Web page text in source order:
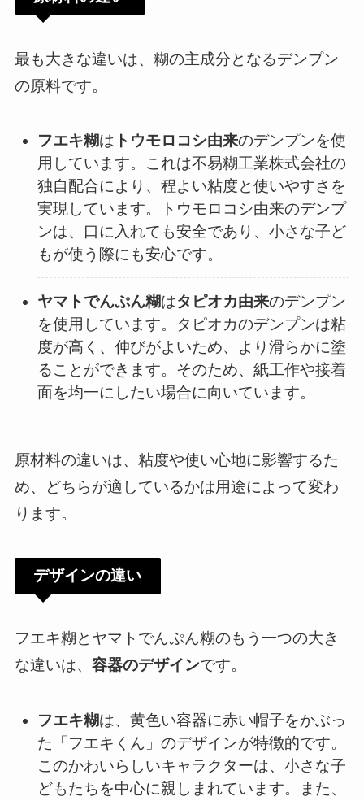
最も大きな違いは、糊の主成分となるデンプン
の原料です。
フエキ糊は トウモロコシ由来のデンプンを使
用しています。これは不易糊工業株式会社の
独自配合により、程よい粘度と使いやすさを
実現しています。トウモロコシ由来のデンプ
ンは、口に入れても安全であり、小さな子ど
もが使う際にも安心です。
ヤマトでんぷん糊はタピオカ由来のデンプン
を使用しています。タピオカのデンプンは粘
度が高く、伸びがよいため、より滑らかに塗
ることができます。そのため、紙工作や接着
面を均一にしたい場合に向いています。
原材料の違いは、粘度や使い心地に影響するた
め、どちらが適しているかは用途によって変わ
ります。
デザインの違い
フエキ糊とヤマトでんぷん糊のもう一つの大き
な違いは、 容器のデザインです。
フエキ糊は、黄色い容器に赤い帽子をかぶっ
た「フエキくん」のデザインが特徴的です。
このかわいらしいキャラクターは、小さな子
どもたちを中心に親しまれています。また、